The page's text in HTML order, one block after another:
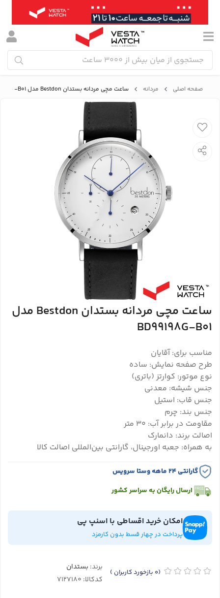
صفحه اصلی مردانه ساعت مچی مردانه بستدان Bestdon مدل BD99198G-B01
ساعت مچی مردانه بستدان Bestdon مدل
BD99198G-B01
مناسب برای: آقایان
طرح صفحه نمایش: ساده
نوع موتور: کوارتز (باتری)
جنس شیشه: معدنی
جنس قاب: استیل
جنس بند: چرم
مقاومت در برابر آب: 30 متر
اصالت برند: دانمارک
به همراه: جعبه اورجینال، گارانتی بین‌المللی اصالت کالا
گارانتی ۲۴ ماهه وستا سرویس
ارسال رایگان به سراسر کشور
امکان خرید اقساطی با اسنپ پی
پرداخت در چهار قسط بدون کارمزد
(0 بازخورد کاربران ) برند: بستدان
کدکالا: